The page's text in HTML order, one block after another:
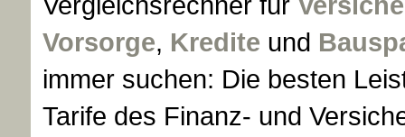
Vorsorge, Kredite und
immer suchen: Die besten
Tarife des Finanz- und